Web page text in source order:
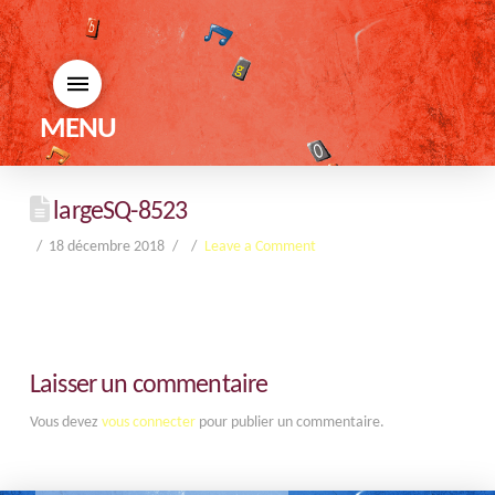
MENU
largeSQ-8523
18 décembre 2018 Leave a Comment
Laisser un commentaire
Vous devez vous connecterpour publier un commentaire.